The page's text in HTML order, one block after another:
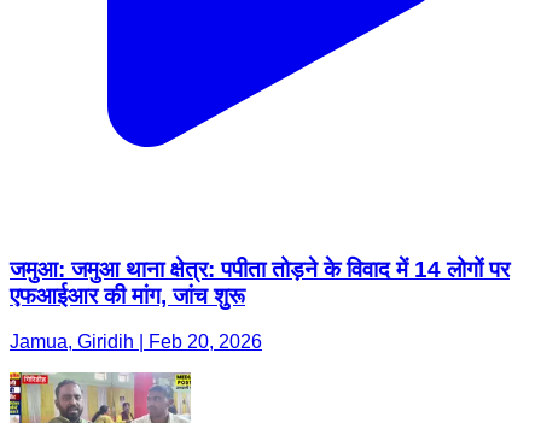
जमुआ: जमुआ थाना क्षेत्र: पपीता तोड़ने के विवाद में 14 लोगों पर
एफआईआर की मांग, जांच शुरू
Jamua, Giridih | Feb 20, 2026